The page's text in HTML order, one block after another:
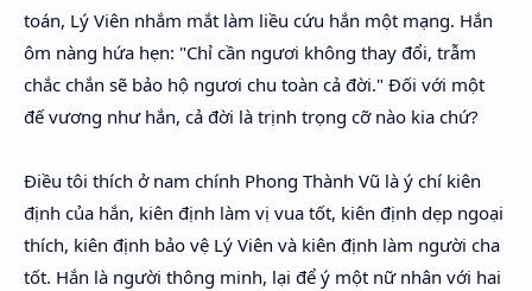
toán, Lý Viên nhắm mắt làm liều cứu hắn một mạng. Hắn
ôm nàng hứa hẹn: "Chỉ cần ngươi không thay đổi, trẫm
chắc chắn sẽ bảo hộ ngươi chu toàn cả đời." Đối với một
đế vương như hắn, cả đời là trịnh trọng cỡ nào kia chứ?
Điều tôi thích ở nam chính Phong Thành Vũ là ý chí kiên
định của hắn, kiên định làm vị vua tốt, kiên định dẹp ngoại
thích, kiên định bảo vệ Lý Viên và kiên định làm người cha
tốt. Hắn là người thông minh, lại để ý một nữ nhân với hai